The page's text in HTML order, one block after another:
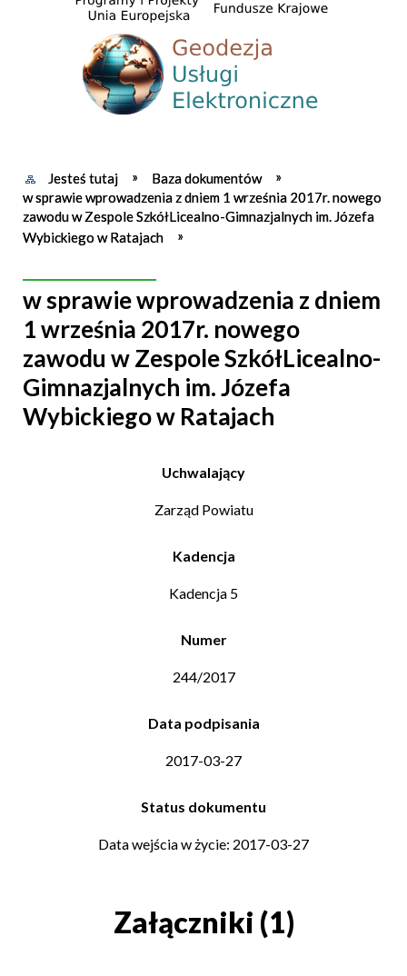
Jesteś tutaj
Baza dokumentów
w sprawie wprowadzenia z dniem 1 września 2017r. nowego
zawodu w Zespole SzkółLicealno-Gimnazjalnych im. Józefa
Wybickiego w Ratajach
w sprawie wprowadzenia z dniem
1 września 2017r. nowego
zawodu w Zespole SzkółLicealno-
Gimnazjalnych im. Józefa
Wybickiego w Ratajach
Uchwalający
Zarząd Powiatu
Kadencja
Kadencja 5
Numer
244/2017
Data podpisania
2017-03-27
Status dokumentu
Data wejścia w życie: 2017-03-27
Załączniki (1)